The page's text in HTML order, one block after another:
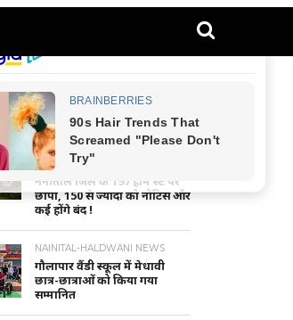
NEWS
UTTARAKHAND NEWS
नैनीताल जिले के 197 होम स्टे पर
छापा, 150 से ज्यादा को नोटिस और
कई होंगे बंद !
NAINITAL-HALDWANI NEWS
गौलापार वैंडी स्कूल में मेधावी
छात्र-छात्राओं को किया गया
सम्मानित